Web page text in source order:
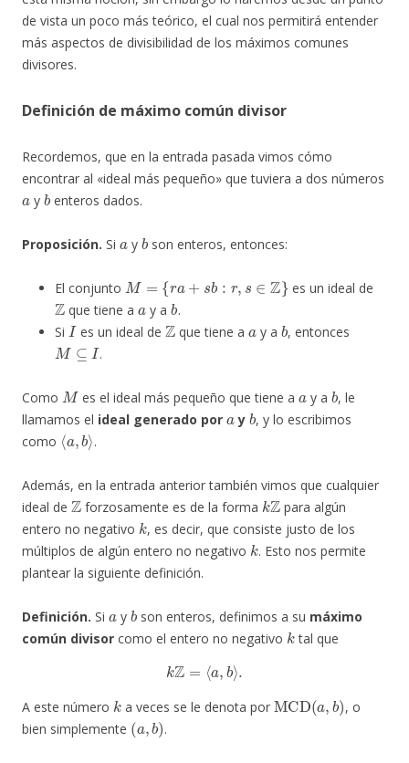
de vista un poco más teórico, el cual nos permitirá entender
más aspectos de divisibilidad de los máximos comunes
divisores.
Definición de máximo común divisor
Recordemos, que en la entrada pasada vimos cómo
encontrar al «ideal más pequeño» que tuviera a dos números
a
y
b
enteros dados.
Proposición. Si y
b
son enteros, entonces:
El conjunto
M= a s
es un ideal de
Z
que tiene a
a
y a
b
.
Si
I
es un ideal de
Z
que tiene a y a
b
, entonces
M⊆I
.
Como
M
es el ideal más pequeño que tiene a y a
b
, le
llamamos el ideal generado por
a
y
b
, y lo escribimos
como
⟨a,b⟩
.
Además, en la entrada anterior también vimos que cualquier
ideal de
Z
forzosamente es de la forma
kZ
para algún
entero no negativo
k
, es decir, que consiste justo de los
múltiplos de algún entero no negativo
k
. Esto nos permite
plantear la siguiente definición.
Definición. Si y
b
son enteros, definimos a su máximo
común divisor como el entero no negativo
k
tal que
kZ a,b ⟩.
A este número
k
a veces se le denota por
MCD a b)
, o
bien simplemente
(a,b)
.